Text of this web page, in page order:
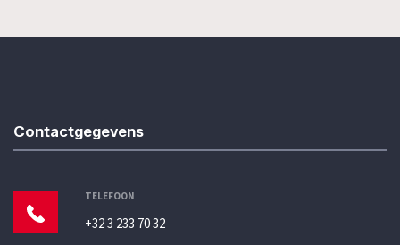
Contactgegevens
TELEFOON
+32 3 233 70 32